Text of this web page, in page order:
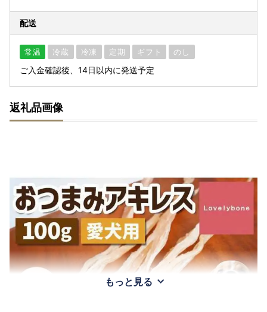
配送
常温 冷蔵 冷凍 定期 ギフト のし
ご入金確認後、14日以内に発送予定
返礼品画像
もっと見る